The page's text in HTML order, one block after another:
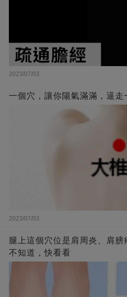
2023/07/03
一個穴，讓你陽氣滿滿，逼走
2023/07/03
腿上這個穴位是肩周炎、肩膀
不知道，快看看